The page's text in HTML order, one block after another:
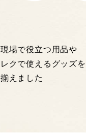
現場で役立つ用品や
レクで使えるグッズを
揃えました